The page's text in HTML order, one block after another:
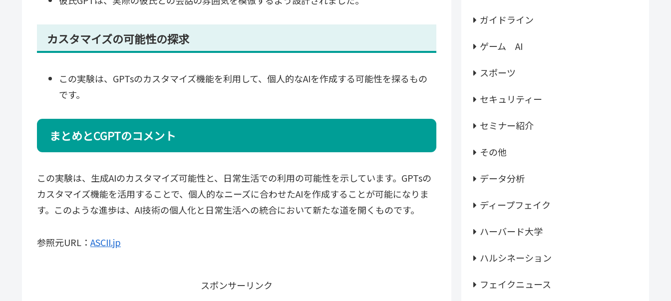
カスタマイズの可能性の探求
この実験は、GPTsのカスタマイズ機能を利用して、個人的なAIを作成する可能性を探るもの
です。
まとめとCGPTのコメント
この実験は、生成AIのカスタマイズ可能性と、日常生活での利用の可能性を示しています。GPTsの
カスタマイズ機能を活用することで、個人的なニーズに合わせたAIを作成することが可能になりま
す。このような進歩は、AI技術の個人化と日常生活への統合において新たな道を開くものです。
参照元URL： ASCII.jp
スポンサーリンク
ガイドライン
ゲーム AI
スポーツ
セキュリティー
セミナー紹介
その他
データ分析
ディープフェイク
ハーバード大学
ハルシネーション
フェイクニュース